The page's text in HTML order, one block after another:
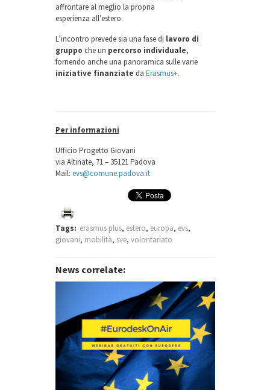
affrontare al meglio la propria
esperienza all’estero.
L’incontro prevede sia una fase di lavoro di
gruppo che un percorso individuale,
fornendo anche una panoramica sulle varie
iniziative finanziate da Erasmus+.
Per informazioni
Ufficio Progetto Giovani
via Altinate, 71 – 35121 Padova
Mail: evs@comune.padova.it
Tags: erasmus plus, estero, europa, evs,
giovani, mobilità, sve, volontariato
News correlate: